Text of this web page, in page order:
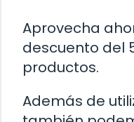
Aprovecha
descuento del
productos.
Además de